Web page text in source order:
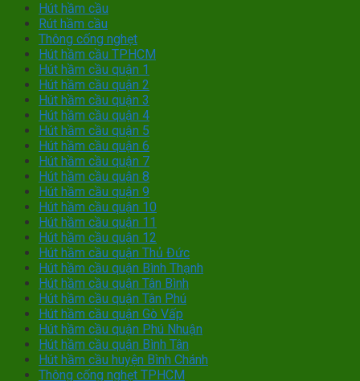
Hút hầm cầu
Rút hầm cầu
Thông cống nghẹt
Hút hầm cầu TPHCM
Hút hầm cầu quận 1
Hút hầm cầu quận 2
Hút hầm cầu quận 3
Hút hầm cầu quận 4
Hút hầm cầu quận 5
Hút hầm cầu quận 6
Hút hầm cầu quận 7
Hút hầm cầu quận 8
Hút hầm cầu quận 9
Hút hầm cầu quận 10
Hút hầm cầu quận 11
Hút hầm cầu quận 12
Hút hầm cầu quận Thủ Đức
Hút hầm cầu quận Bình Thạnh
Hút hầm cầu quận Tân Bình
Hút hầm cầu quận Tân Phú
Hút hầm cầu quận Gò Vấp
Hút hầm cầu quận Phú Nhuận
Hút hầm cầu quận Bình Tân
Hút hầm cầu huyện Bình Chánh
Thông cống nghẹt TPHCM